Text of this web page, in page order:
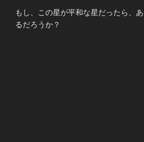
もし、この星が平和な星だったら、
るだろうか？